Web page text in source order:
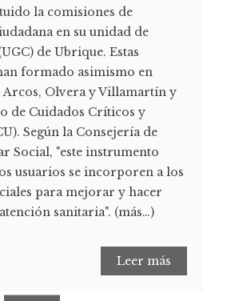
la comisiones de
en su unidad de
de Ubrique. Estas
formado asimismo en
Arcos, Olvera y Villamartín y
de Cuidados Críticos y
Según la Consejería de
Social, "este instrumento
usuarios se incorporen a los
para mejorar y hacer
sanitaria". (más…)
Leer más